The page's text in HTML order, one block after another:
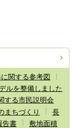
関する参考図
ルを整備しました
する市民説明会
まちづくり
長
告書
敷地面積